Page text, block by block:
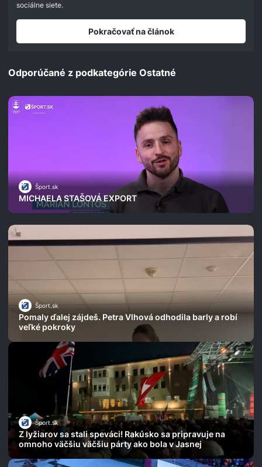
sociálne siete.
Pokračovať na článok
Odporúčané z podkategórie Ostatné
Šport.sk
MICHAELA STAŠOVÁ EXPORT
Šport.sk
Pomaly ďalej zájdeš. Petra Vlhová odhodila barly a robí
veľké pokroky
Šport.sk
Z lyžiarov sa stali speváci! Rakúsko sa pripravuje na
omnoho väčšiu väčšiu párty ako bola v Jasnej